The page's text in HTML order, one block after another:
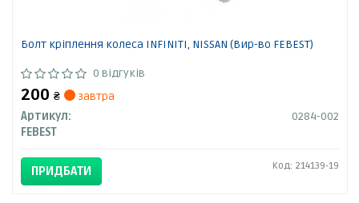
Болт кріплення колеса INFINITI, NISSAN (Вир-во FEBEST)
0 відгуків
200 ₴
завтра
Артикул:
0284-002
FEBEST
ПРИДБАТИ Код: 214139-19